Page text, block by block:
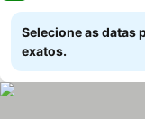
Selecione as datas
exatos.